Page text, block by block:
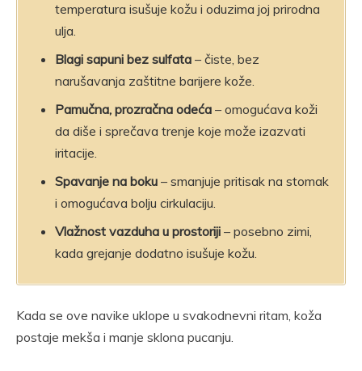
temperatura isušuje kožu i oduzima joj prirodna
ulja.
Blagi sapuni bez sulfata – čiste, bez
narušavanja zaštitne barijere kože.
Pamučna, prozračna odeća – omogućava koži
da diše i sprečava trenje koje može izazvati
iritacije.
Spavanje na boku – smanjuje pritisak na stomak
i omogućava bolju cirkulaciju.
Vlažnost vazduha u prostoriji – posebno zimi,
kada grejanje dodatno isušuje kožu.
Kada se ove navike uklope u svakodnevni ritam, koža
postaje mekša i manje sklona pucanju.